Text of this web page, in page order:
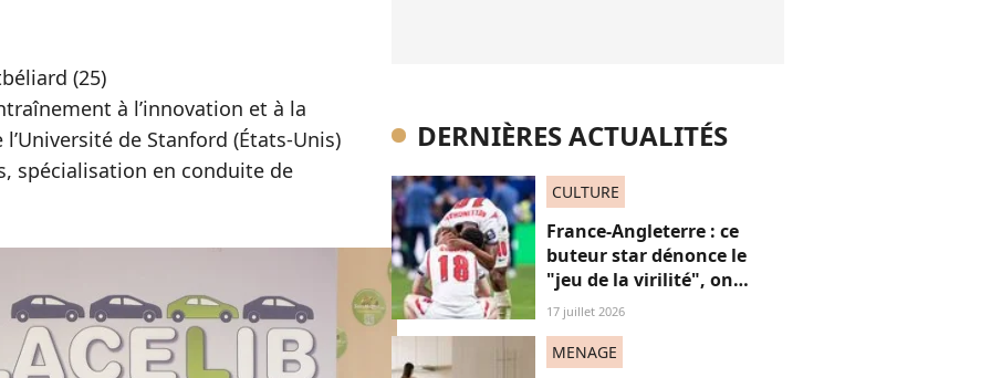
(25)
à l’innovation et à la
de Stanford (États-Unis)
spécialisation en conduite de
DERNIÈRES ACTUALITÉS
CULTURE
France-Angleterre : ce
buteur star dénonce le
"jeu de la virilité", on
décrypte ses mots pas très
17 juillet 2026
MENAGE